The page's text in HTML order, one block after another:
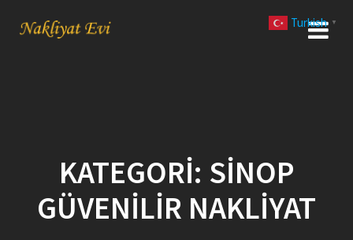
KATEGORI: SINOP
GÜVENILIR NAKLIYAT
Turkish ▼